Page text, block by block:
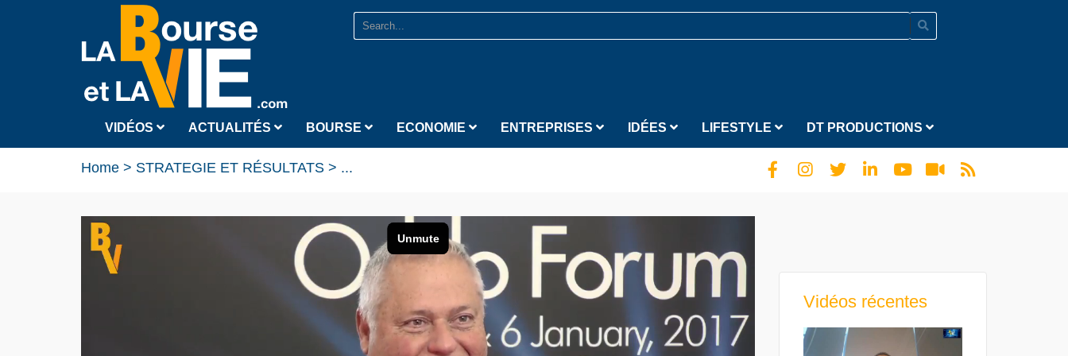
VIDÉOS ACTUALITÉS BOURSE ECONOMIE ENTREPRISES IDÉES LIFESTYLE DT PRODUCTIONS
Home > STRATEGIE ET RÉSULTATS > ...
Pierre-Henri Benhamou Pdg DBV Technologiesfrom LA BOURSE ET LA VIE TV
Vidéos récentes